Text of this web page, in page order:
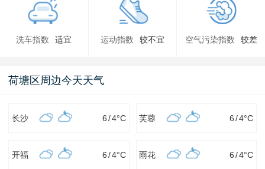
洗车指数 适宜 运动指数 较不宜 空气污染指数 较差
荷塘区周边今天天气
长沙 6/4°C 芙蓉 6 /4°C
开福 6/4°C 雨花 6 /4°C